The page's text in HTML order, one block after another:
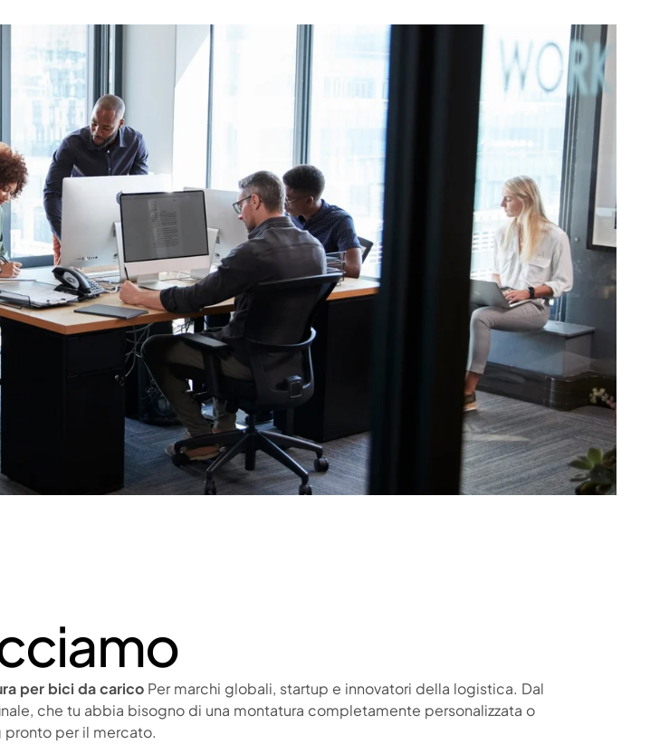
per bici da caricoPer marchi globali, startup e innovatori della logistica. Dal
che tu abbia bisogno di una montatura completamente personalizzata o
per il mercato.